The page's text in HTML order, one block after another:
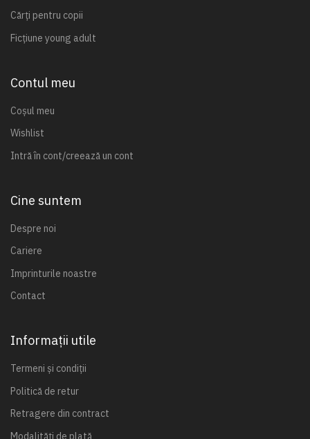
Cărți pentru copii
Ficțiune young adult
Contul meu
Coșul meu
Wishlist
Intră în cont/creează un cont
Cine suntem
Despre noi
Cariere
Imprinturile noastre
Contact
Informații utile
Termeni și condiții
Politică de retur
Retragere din contract
Modalități de plată